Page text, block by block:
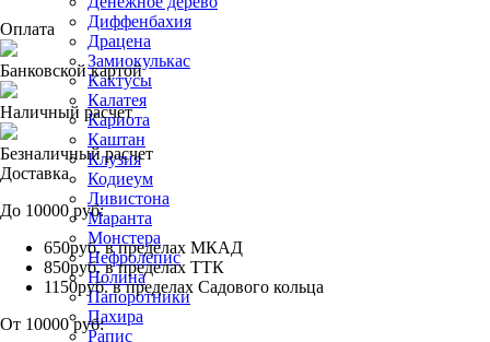
Диффенбахия
Драцена
Замиокулькас
Кактусы
Калатея
Кариота
Каштан
Клузия
Кодиеум
Ливистона
Маранта
Монстера
Нефролепис
Нолина
Папоротники
Пахира
Рапис
Оплата
Банковской картой
Наличный расчет
Безналичный расчет
Доставка
До 10000 руб:
650руб. в пределах МКАД
850руб. в пределах ТТК
1150руб. в пределах Садового кольца
От 10000 руб: